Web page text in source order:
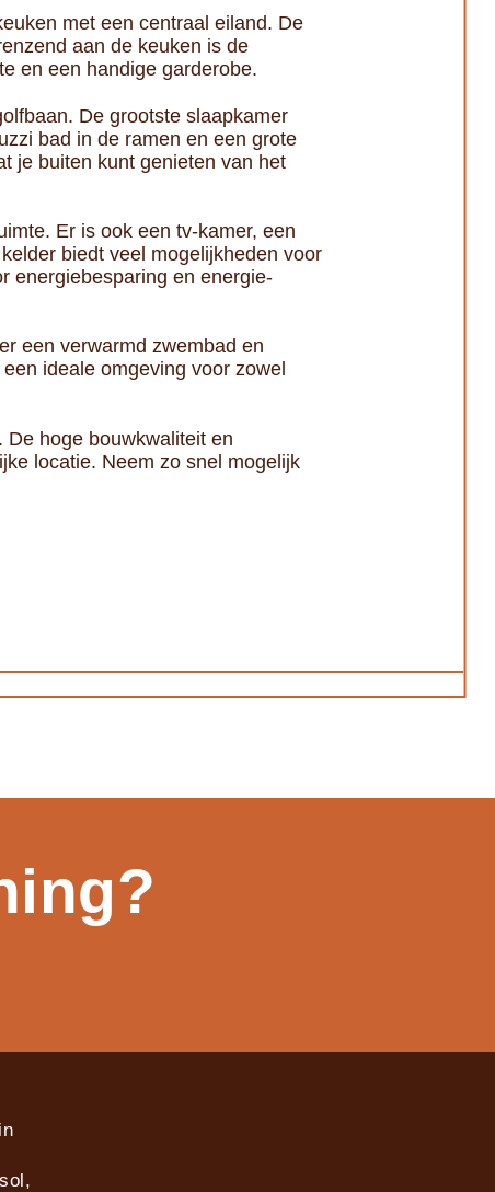
met een centraal eiland. De
aan de keuken is de
en een handige garderobe.
De grootste slaapkamer
bad in de ramen en een grote
je buiten kunt genieten van het
Er is ook een tv-kamer, een
biedt veel mogelijkheden voor
energiebesparing en energie-
een verwarmd zwembad en
ideale omgeving voor zowel
hoge bouwkwaliteit en
locatie. Neem zo snel mogelijk